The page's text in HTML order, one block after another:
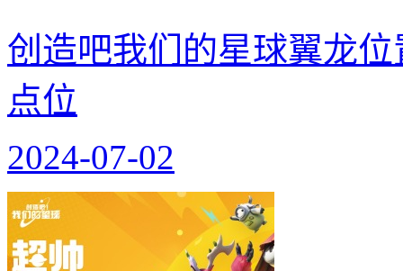
创造吧我们的星球翼龙
点位
2024-07-02